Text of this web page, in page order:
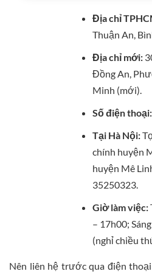
Địa chỉ
Thuận An,
Địa chỉ mới:
Đồng An,
Minh (mới).
Số điện thoại:
Tại Hà Nội:
chính huyện
huyện Mê
35250323.
Giờ làm việc:
– 17h00;
(nghỉ chiều
Nên liên hệ trước qua điện